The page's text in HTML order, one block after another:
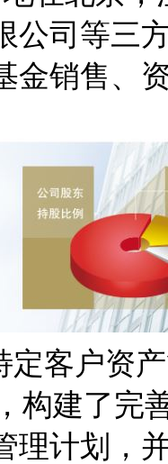
公司等三
金销售、
定客户资
构建了完
理计划，